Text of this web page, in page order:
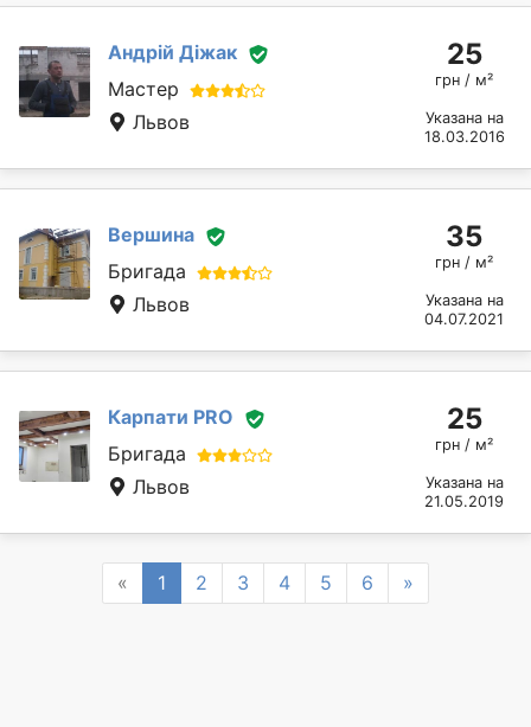
Андрій Діжак
Мастер
Львов
25
грн / м²
Указана на
18.03.2016
Вершина
Бригада
Львов
35
грн / м²
Указана на
04.07.2021
Карпати PRO
Бригада
Львов
25
грн / м²
Указана на
21.05.2019
« Previous
1 2 3 4 5 6 »